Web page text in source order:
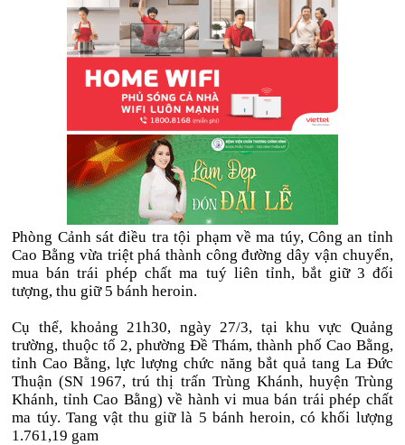
Phòng Cảnh sát điều tra tội phạm về ma túy, Công an tỉnh
Cao Bằng vừa triệt phá thành công đường dây vận chuyển,
mua bán trái phép chất ma tuý liên tỉnh, bắt giữ 3 đối
tượng, thu giữ 5 bánh heroin.
Cụ thể, khoảng 21h30, ngày 27/3, tại khu vực Quảng
trường, thuộc tổ 2, phường Đề Thám, thành phố Cao Bằng,
tỉnh Cao Bằng, lực lượng chức năng bắt quả tang La Đức
Thuận (SN 1967, trú thị trấn Trùng Khánh, huyện Trùng
Khánh, tỉnh Cao Bằng) về hành vi mua bán trái phép chất
ma túy. Tang vật thu giữ là 5 bánh heroin, có khối lượng
1.761,19 gam